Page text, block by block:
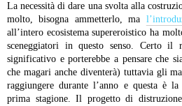
La necessità di dare una svolta alla
molto, bisogna ammetterlo, ma
all’intero ecosistema supereroistico ha
sceneggiatori in questo senso. Certo
significativo e porterebbe a pensare che
che magari anche diventerà) tuttavia gli
raggiungere durante l’anno e questa è
prima stagione. Il progetto di